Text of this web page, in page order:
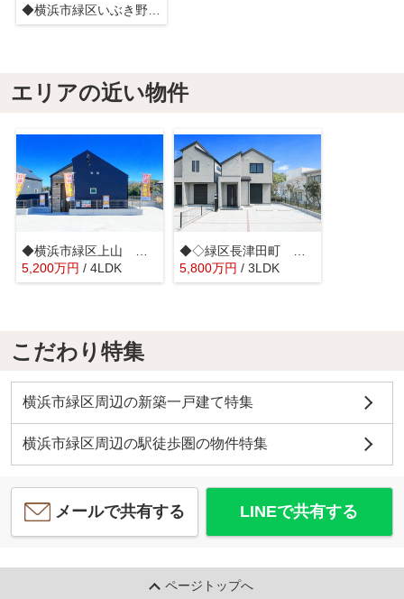
◆横浜市緑区いぶき野新築C号棟◆
エリアの近い物件
◆横浜市緑区上山 未使用戸建A号棟◆
5,200万円 / 4LDK
◆◇緑区長津田町 中古戸建◇◆
5,800万円 / 3LDK
こだわり特集
横浜市緑区周辺の新築一戸建て特集
横浜市緑区周辺の駅徒歩圏の物件特集
メールで共有する LINEで共有する
ページトップへ